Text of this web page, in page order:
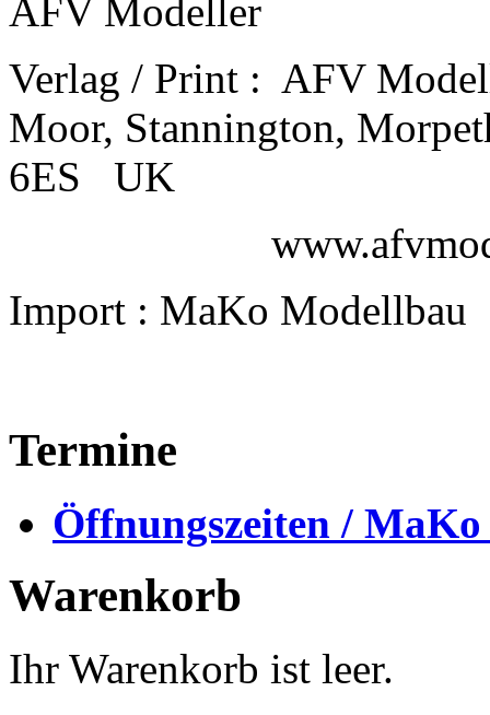
AFV Modeller
Verlag / Print : AFV
Moor, Stannington,
6ES UK
Import : MaKo Modellbau
Termine
Öffnungszeiten /
Warenkorb
Ihr Warenkorb ist leer.